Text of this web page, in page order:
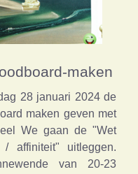
maken
28 januari 2024 de
maken geven met
We gaan de "Wet
/ affiniteit" uitleggen.
van 20-23